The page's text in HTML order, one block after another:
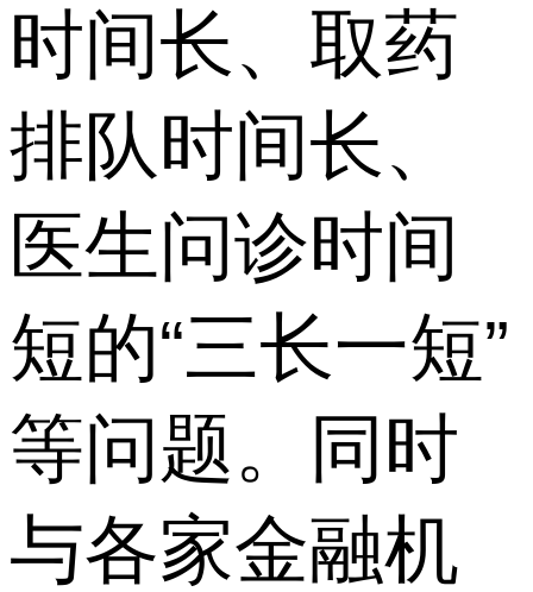
时间长、取药
排队时间长、
医生问诊时间
短的“三长一短”
等问题。同时
与各家金融机